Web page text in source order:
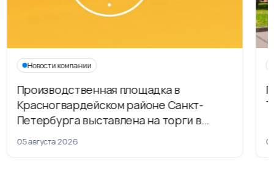
Новости компании
Производственная площадка в
Красногвардейском районе Санкт-
Петербурга выставлена на торги в
рамках приватизации
05 августа 2026